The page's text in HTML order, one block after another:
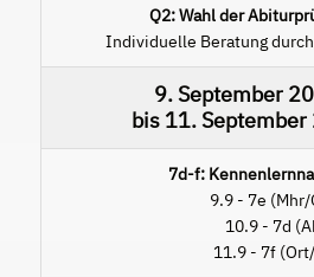
Q2: Wahl der
Individuelle Beratung
9. September
bis 11.
7d-f:
9.9 - 7e (Mhr/
10.9 - 7d
11.9 - 7f